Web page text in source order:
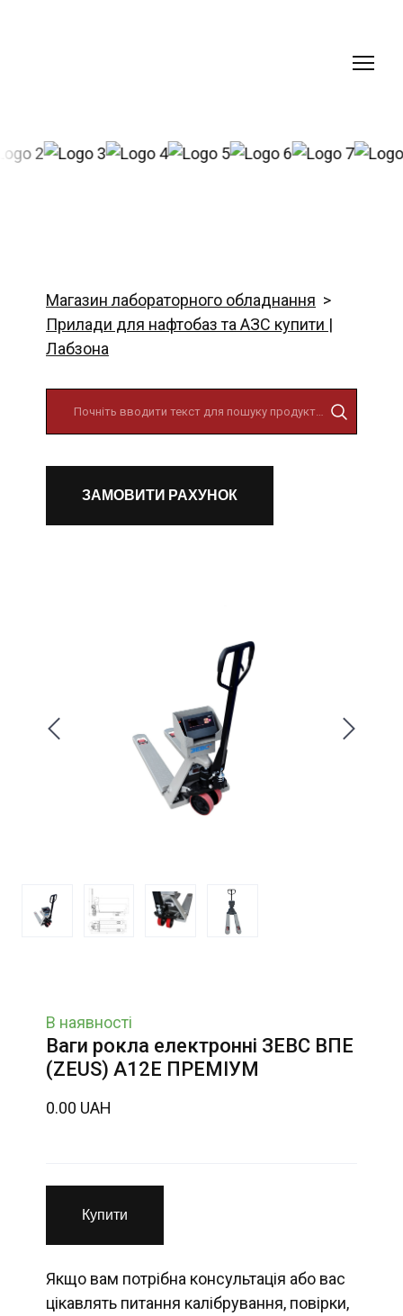
Магазин лабораторного обладнання
Прилади для нафтобаз та АЗС купити |
Лабзона
ЗАМОВИТИ РАХУНОК
В наявності
Ваги рокла електронні ЗЕВС ВПЕ
(ZEUS) A12E ПРЕМІУМ
0.00 UAH
Купити
Якщо вам потрібна консультація або вас
цікавлять питання калібрування, повірки,